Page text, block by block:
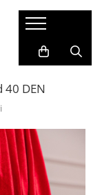
40 DEN